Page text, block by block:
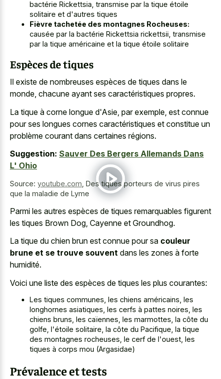
bactérie Rickettsia, transmise par la tique étoile
solitaire et d'autres tiques
Fièvre tachetée des montagnes Rocheuses:
causée par la bactérie Rickettsia rickettsii, transmise
par la tique américaine et la tique étoile solitaire
Espèces de tiques
Il existe de nombreuses espèces de tiques dans le
monde, chacune ayant ses caractéristiques propres.
La tique à corne longue d'Asie, par exemple, est connue
pour ses longues cornes caractéristiques et constitue un
problème courant dans certaines régions.
Suggestion: Sauver Des Bergers Allemands Dans
L' Ohio
Source: youtube.com, Des tiques porteurs de virus pires
que la maladie de Lyme
Parmi les autres espèces de tiques remarquables figurent
les tiques Brown Dog, Cayenne et Groundhog.
La tique du chien brun est connue pour sa couleur
brune et se trouve souvent dans les zones à forte
humidité.
Voici une liste des espèces de tiques les plus courantes:
Les tiques communes, les chiens américains, les
longhornes asiatiques, les cerfs à pattes noires, les
chiens bruns, les caïennes, les marmottes, la côte du
golfe, l'étoile solitaire, la côte du Pacifique, la tique
des montagnes rocheuses, le cerf de l'ouest, les
tiques à corps mou (Argasidae)
Prévalence et tests